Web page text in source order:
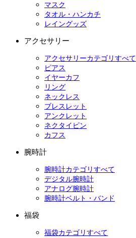
マスク
タオル・ハンカチ
レイングッズ
アクセサリー
アクセサリーカテゴリすべて
ピアス
イヤーカフ
リング
ネックレス
ブレスレット
アンクレット
ネクタイピン
カフス
腕時計
腕時計カテゴリすべて
デジタル腕時計
アナログ腕時計
腕時計ベルト・バンド
福袋
福袋カテゴリすべて